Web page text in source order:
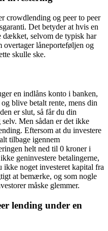
crowdlending og peer to peer
Det betyder at hvis en
dækket, selvom de typisk har
overtager låneporteføljen og
skulle ske.
en indlåns konto i banken,
blive betalt rente, mens din
er slut, så får du din
Men sådan er det ikke
Eftersom at du investere
tilbage igennem
helt ned til 0 kroner i
geninvestere betalingerne,
ikke noget investeret kapital fra
at bemærke, og som nogle
måske glemmer.
lending under en